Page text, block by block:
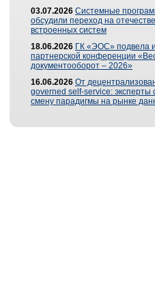
03.07.2026 Системные
обсудили переход на
встроенных систем
18.06.2026 ГК «ЭОС» подвела
партнерской конференции
документооборот – 2026»
16.06.2026 От
governed self-service: эксперты
смену парадигмы на рынке